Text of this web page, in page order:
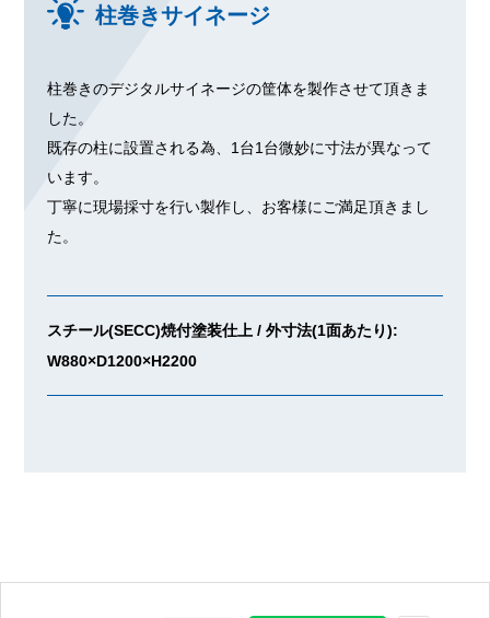
柱巻きサイネージ
柱巻きのデジタルサイネージの筐体を製作させて頂きま
した。
既存の柱に設置される為、1台1台微妙に寸法が異なって
います。
丁寧に現場採寸を行い製作し、お客様にご満足頂きまし
た。
スチール(SECC)焼付塗装仕上 / 外寸法(1面あたり):
W880×D1200×H2200